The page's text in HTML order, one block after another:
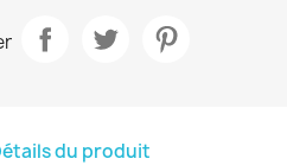
du produit